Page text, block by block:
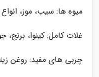
میوه ها: سیب، موز،
غلات کامل: کینوا،
چربی های مفید: روغن